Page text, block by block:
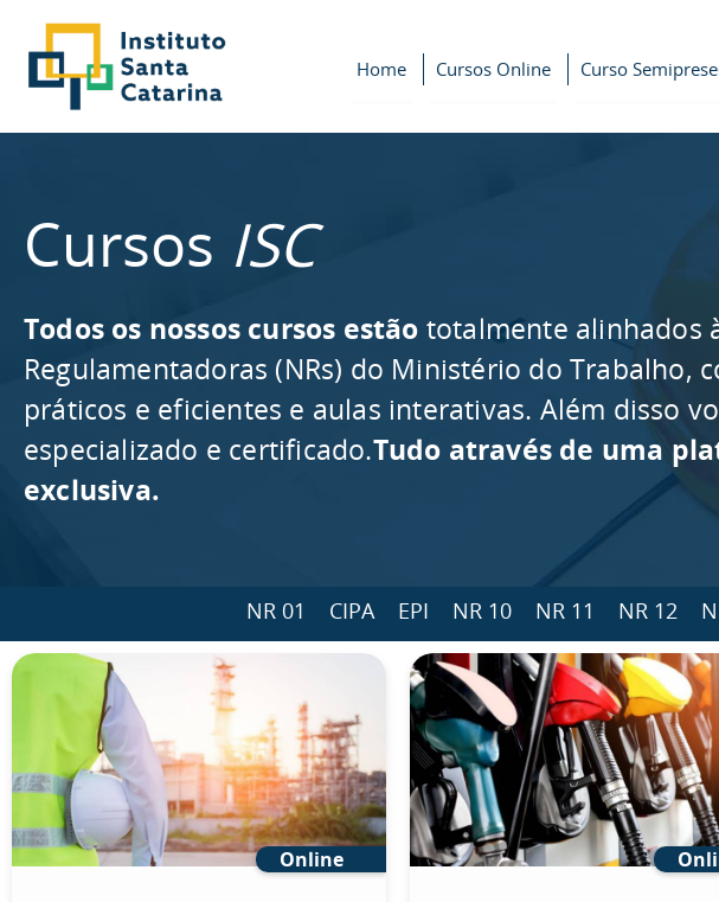
Home Cursos Online Curso
Cursos ISC
Todos os nossos cursos estão totalmente alinhados
Regulamentadoras (NRs) do Ministério do Trabalho,
práticos e eficientes e aulas interativas. Além disso
especializado e certificado.Tudo através de uma
exclusiva.
NR 01 CIPA EPI NR 10 NR 11 NR 12
Online